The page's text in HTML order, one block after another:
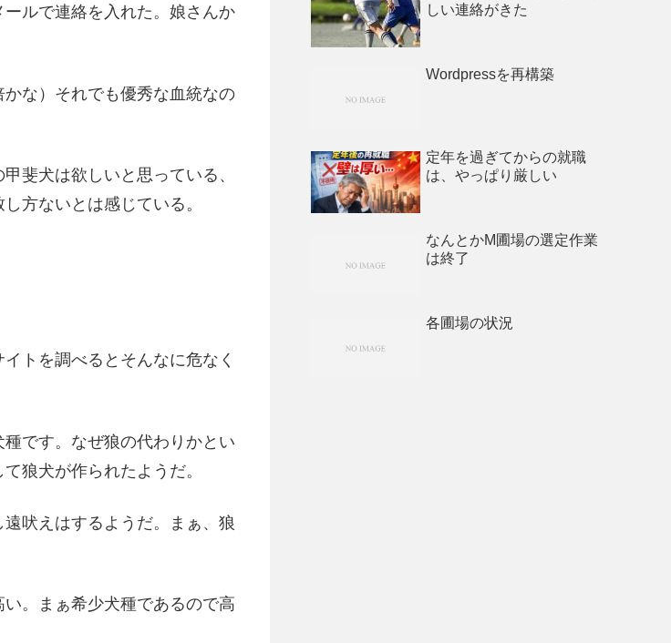
ルで連絡を入れた。娘さんか
な）それでも優秀な血統なの
斐犬は欲しいと思っている、
方ないとは感じている。
トを調べるとそんなに危なく
です。なぜ狼の代わりかとい
狼犬が作られたようだ。
吠えはするようだ。まぁ、狼
。まぁ希少犬種であるので高
しい連絡がきた
Wordpressを再構築
定年を過ぎてからの就職
は、やっぱり厳しい
なんとかM圃場の選定作業
は終了
各圃場の状況